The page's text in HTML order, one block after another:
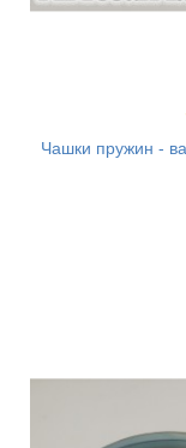
Чашки пружин -